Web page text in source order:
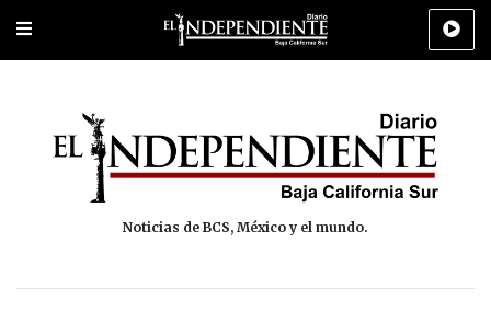
Portada Los Cabos Policiaca Deportes Cultura
Noticias de BCS, México y el mundo.